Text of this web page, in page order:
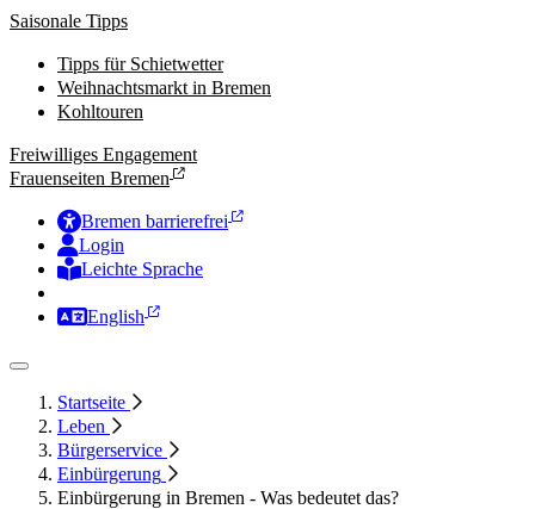
Saisonale Tipps
Tipps für Schietwetter
Weihnachtsmarkt in Bremen
Kohltouren
Freiwilliges Engagement
Frauenseiten Bremen
Bremen barrierefrei
Login
Leichte Sprache
English
Startseite
Leben
Bürgerservice
Einbürgerung
Einbürgerung in Bremen - Was bedeutet das?